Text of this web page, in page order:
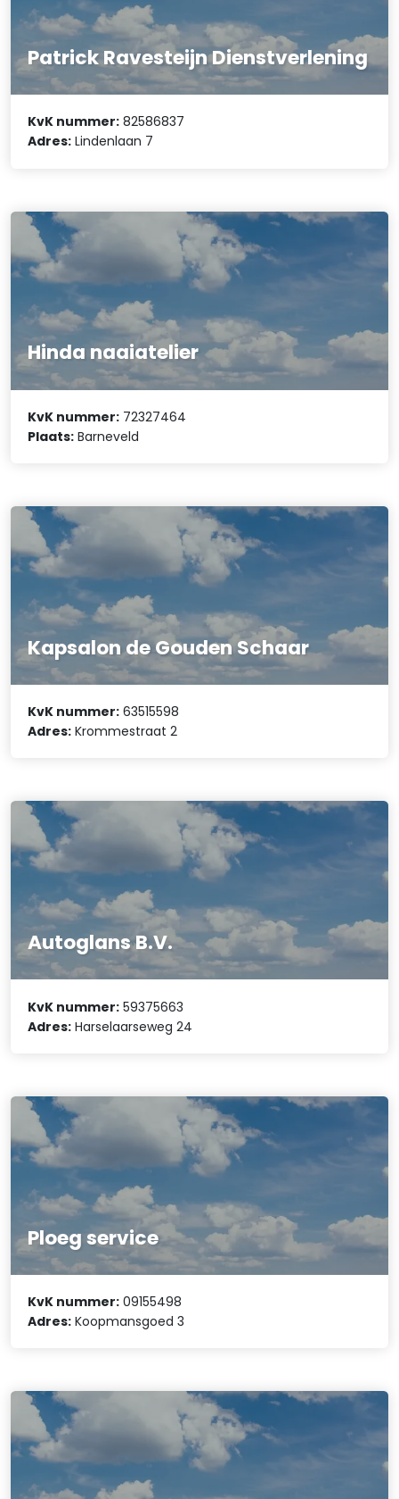
Patrick Ravesteijn Dienstverlening
KvK nummer: 82586837
Adres: Lindenlaan 7
Hinda naaiatelier
KvK nummer: 72327464
Plaats: Barneveld
Kapsalon de Gouden Schaar
KvK nummer: 63515598
Adres: Krommestraat 2
Autoglans B.V.
KvK nummer: 59375663
Adres: Harselaarseweg 24
Ploeg service
KvK nummer: 09155498
Adres: Koopmansgoed 3